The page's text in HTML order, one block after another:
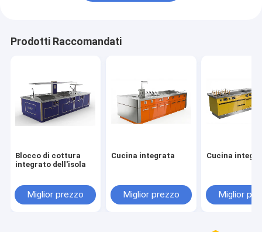
Prodotti Raccomandati
Blocco di cottura
integrato dell'isola
Miglior prezzo
Cucina integrata
Miglior prezzo
Cucina
Miglior